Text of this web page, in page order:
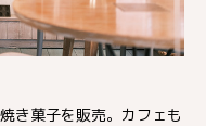
き菓子を販売。カフェも